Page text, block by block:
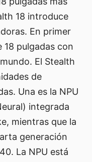
18 introduce
En primer
18 pulgadas con
El Stealth
de
Una es la NPU
integrada
mientras que la
generación
La NPU está